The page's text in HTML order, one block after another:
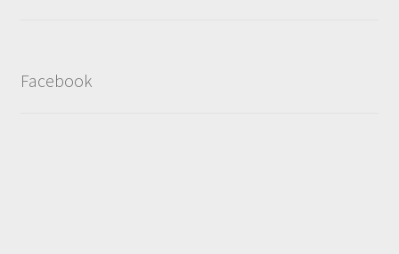
Facebook